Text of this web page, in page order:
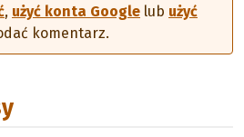
, użyć konta Google lub użyć
komentarz.